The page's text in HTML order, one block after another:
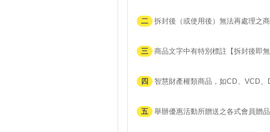
二 拆封後（或使用後）無法再處理之
三 商品文字中有特別標註【拆封後即
四 智慧財產權類商品，如CD、VCD
五 舉辦優惠活動所贈送之各式會員贈品